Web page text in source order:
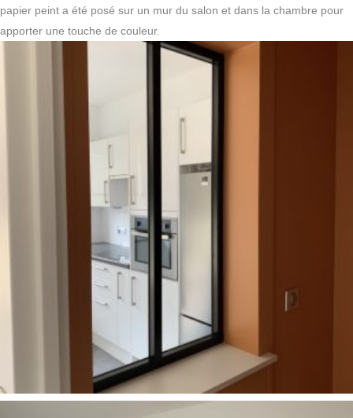
papier peint a été posé sur un mur du salon et dans la chambre pour
apporter une touche de couleur.